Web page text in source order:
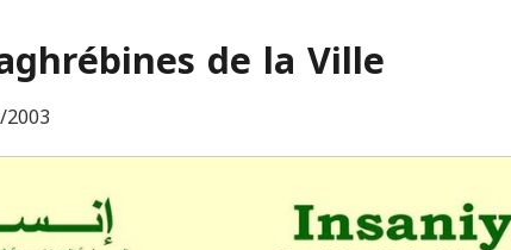
de la Ville